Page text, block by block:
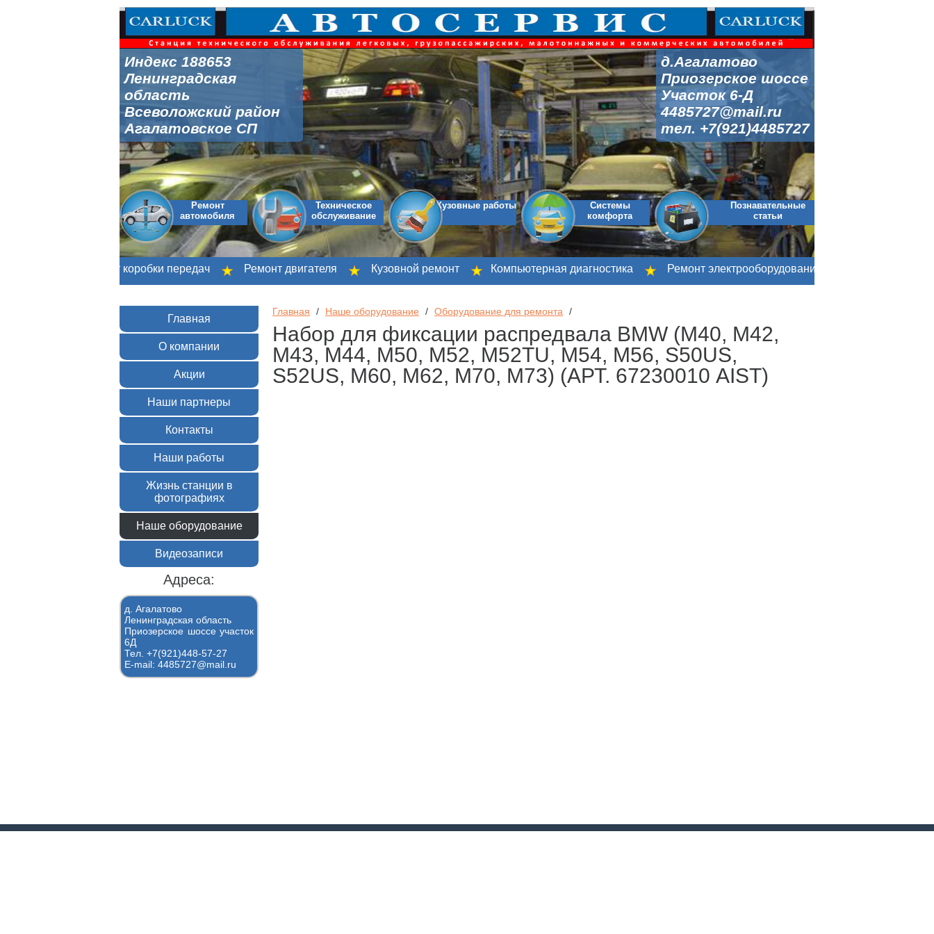
Индекс 188653
Ленинградская
область
Всеволожский район
Агалатовское СП
д.Агалатово
Приозерское шоссе
Участок 6-Д
4485727@mail.ru
тел. +7(921)4485727
Ремонт
автомобиля
Техническое
обслуживание
Кузовные работы
Системы
комфорта
Познавательные
статьи
Ремонт коробки передач Ремонт двигателя Кузовной ремонт Компьютерная диагностика Ремонт электрооборудования
Главная
О компании
Акции
Наши партнеры
Контакты
Наши работы
Жизнь станции в
фотографиях
Наше оборудование
Видеозаписи
Адреса:
д. Агалатово
Ленинградская область
Приозерское шоссе участок
6Д
Тел. +7(921)448-57-27
E-mail: 4485727@mail.ru
Главная / Наше оборудование / Оборудование для ремонта /
Набор для фиксации распредвала BMW (М40, M42,
М43, М44, М50, М52, М52TU, М54, М56, S50US,
S52US, М60, М62, М70, М73) (АРТ. 67230010 AIST)